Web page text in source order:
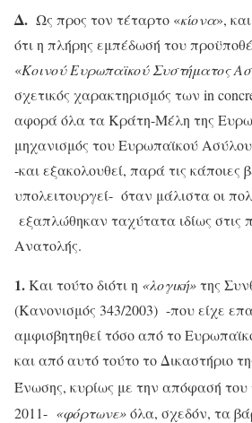
Δ. Ως προς τον τέταρτο «κίονα»,
ότι η πλήρης εμπέδωσή του
«Κοινού Ευρωπαϊκού Συστήματος
σχετικός χαρακτηρισμός των in
αφορά όλα τα Κράτη-Μέλη της
μηχανισμός του Ευρωπαϊκού
-και εξακολουθεί, παρά τις κάποιες
υπολειτουργεί- όταν μάλιστα οι
εξαπλώθηκαν ταχύτατα ιδίως στις
Ανατολής.
1.Και τούτο διότι η «λογική»της
(Κανονισμός 343/2003) -που είχε
αμφισβητηθεί τόσο από το
και από αυτό τούτο το Δικαστήριο
Ένωσης, κυρίως με την απόφασή του
2011- «φόρτωνε»όλα, σχεδόν, τα